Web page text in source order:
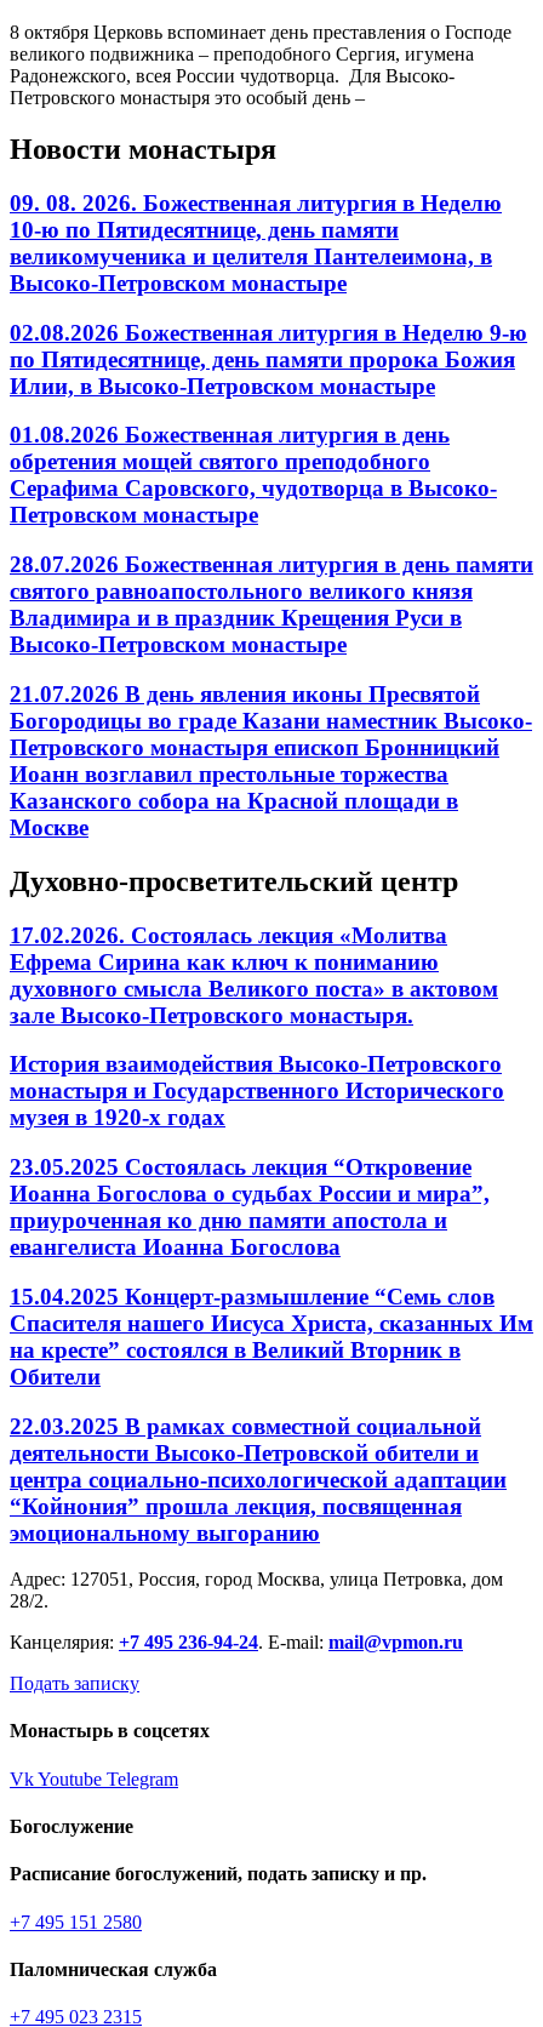
8 октября Церковь вспоминает день преставления о Господе
великого подвижника – преподобного Сергия, игумена
Радонежского, всея России чудотворца. Для Высоко-
Петровского монастыря это особый день –
Новости монастыря
09. 08. 2026. Божественная литургия в Неделю
10-ю по Пятидесятнице, день памяти
великомученика и целителя Пантелеимона, в
Высоко-Петровском монастыре
02.08.2026 Божественная литургия в Неделю 9-ю
по Пятидесятнице, день памяти пророка Божия
Илии, в Высоко-Петровском монастыре
01.08.2026 Божественная литургия в день
обретения мощей святого преподобного
Серафима Саровского, чудотворца в Высоко-
Петровском монастыре
28.07.2026 Божественная литургия в день памяти
святого равноапостольного великого князя
Владимира и в праздник Крещения Руси в
Высоко-Петровском монастыре
21.07.2026 В день явления иконы Пресвятой
Богородицы во граде Казани наместник Высоко-
Петровского монастыря епископ Бронницкий
Иоанн возглавил престольные торжества
Казанского собора на Красной площади в
Москве
Духовно-просветительский центр
17.02.2026. Состоялась лекция «Молитва
Ефрема Сирина как ключ к пониманию
духовного смысла Великого поста» в актовом
зале Высоко-Петровского монастыря.
История взаимодействия Высоко-Петровского
монастыря и Государственного Исторического
музея в 1920-х годах
23.05.2025 Состоялась лекция “Откровение
Иоанна Богослова о судьбах России и мира”,
приуроченная ко дню памяти апостола и
евангелиста Иоанна Богослова
15.04.2025 Концерт-размышление “Семь слов
Спасителя нашего Иисуса Христа, сказанных Им
на кресте” состоялся в Великий Вторник в
Обители
22.03.2025 В рамках совместной социальной
деятельности Высоко-Петровской обители и
центра социально-психологической адаптации
“Койнония” прошла лекция, посвященная
эмоциональному выгоранию
Адрес: 127051, Россия, город Москва, улица Петровка, дом
28/2.
Канцелярия: +7 495 236-94-24. E-mail: mail@vpmon.ru
Подать записку
Монастырь в соцсетях
VkYoutube Telegram
Богослужение
Расписание богослужений, подать записку и пр.
+7 495 151 2580
Паломническая служба
+7 495 023 2315